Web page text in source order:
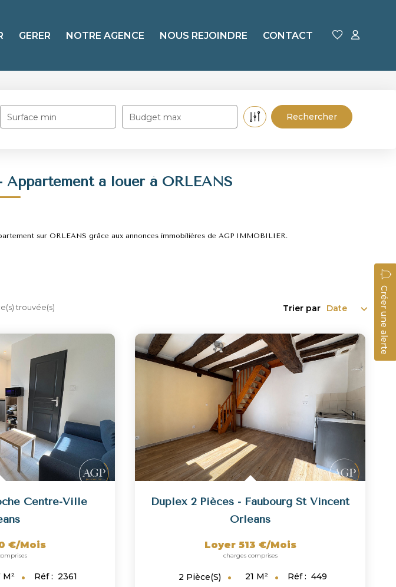
GERER NOTRE AGENCE NOUS REJOINDRE CONTACT
Surface min Budget max
a louer à ORLEANS
sur ORLEANS grâce aux annonces immobilières de AGP IMMOBILIER.
Créer une alerte
trouvée(s) Trier par
Centre-Ville
€/mois
M² Réf : 2361
Duplex 2 Pièces - Faubourg St Vincent
Orleans
Loyer 513 €/mois
charges comprises
2 Pièce(s) 21 M² Réf : 449